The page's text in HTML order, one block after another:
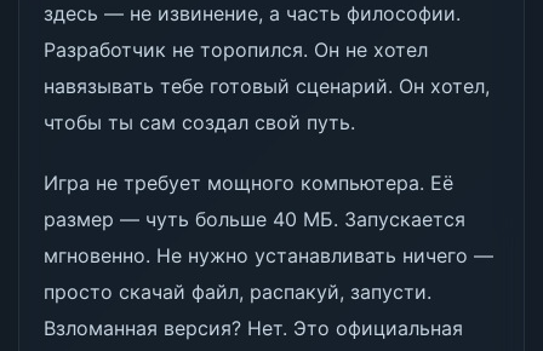
здесь — не извинение, а часть философии.
Разработчик не торопился. Он не хотел
навязывать тебе готовый сценарий. Он хотел,
чтобы ты сам создал свой путь.
Игра не требует мощного компьютера. Её
размер — чуть больше 40 МБ. Запускается
мгновенно. Не нужно устанавливать ничего —
просто скачай файл, распакуй, запусти.
Взломанная версия? Нет. Это официальная